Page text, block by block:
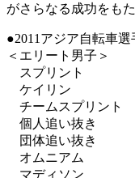
がさらなる成功をも
●2011アジア自転車
＜エリート男子＞
スプリ
ケイ
チームスプ
個人追い
団体追い
オムニ
マディ